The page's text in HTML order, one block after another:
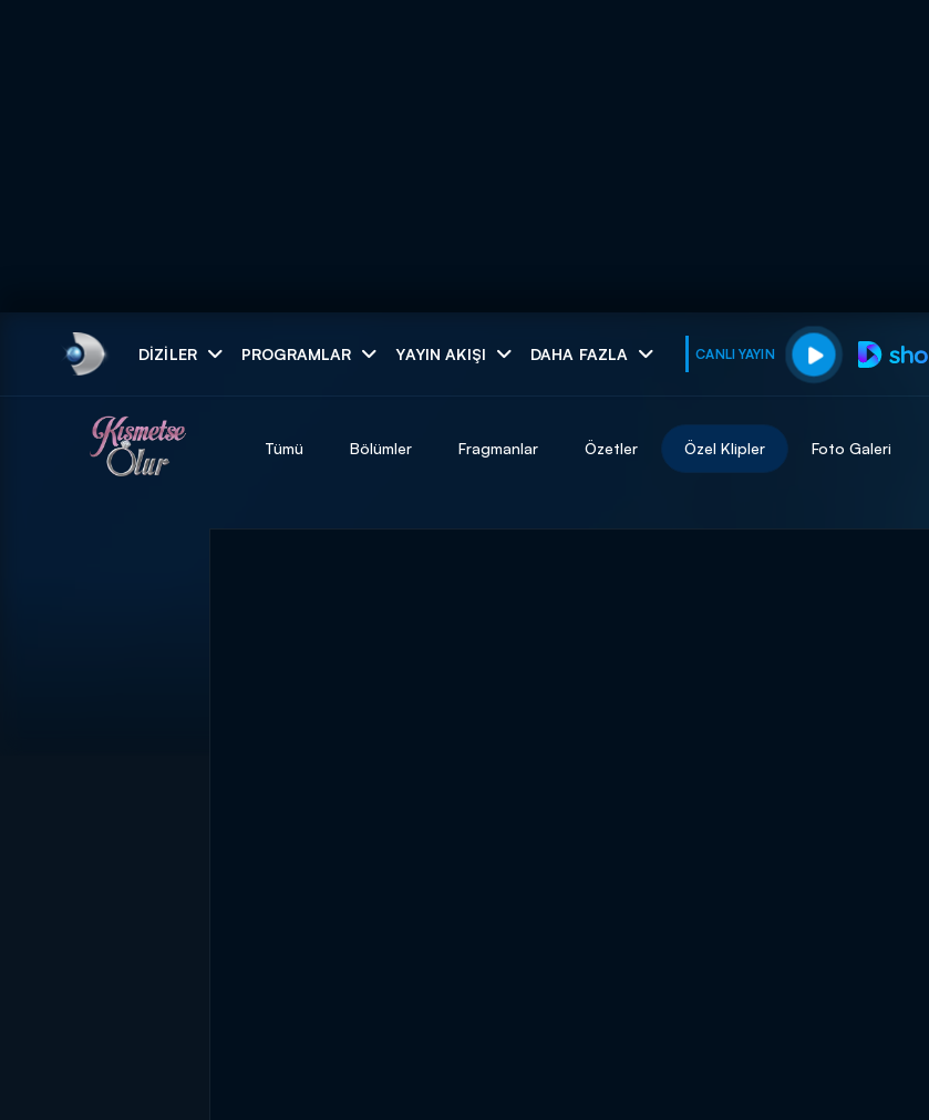
DIZILER PROGRAMLAR YAYIN AKIŞI DAHA FAZLA CANLI YAYIN
muhteşem ikili
Tümü Bölümler Fragmanlar Özetler Özel Klipler Foto Galeri